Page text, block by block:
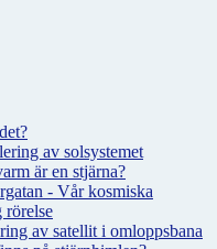
av solsystemet
är en stjärna?
- Vår kosmiska
rörelse
av satellit i omloppsbana